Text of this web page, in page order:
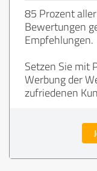
85 Prozent
Bewertungen
Empfehlungen.
Setzen Sie mit
Werbung der
zufriedenen